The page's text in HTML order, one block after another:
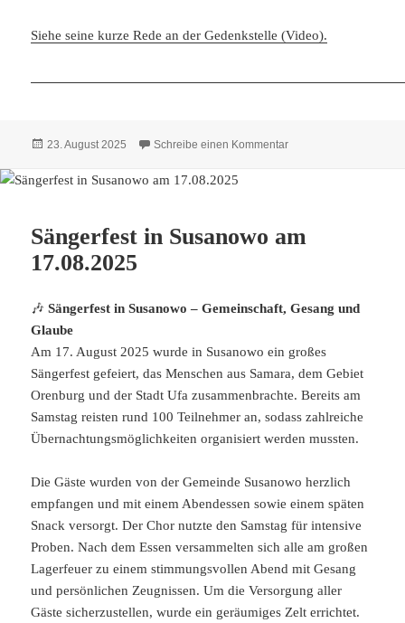
Siehe seine kurze Rede an der Gedenkstelle (Video).
Veröffentlicht
23. August 2025 Schreibe einen Kommentarzu Dimitri Mannikow in
Sängerfest in Susanowo am
17.08.2025
🎶Sängerfest in Susanowo – Gemeinschaft, Gesang und
Glaube
Am 17. August 2025 wurde in Susanowo ein großes
Sängerfest gefeiert, das Menschen aus Samara, dem Gebiet
Orenburg und der Stadt Ufa zusammenbrachte. Bereits am
Samstag reisten rund 100 Teilnehmer an, sodass zahlreiche
Übernachtungsmöglichkeiten organisiert werden mussten.
Die Gäste wurden von der Gemeinde Susanowo herzlich
empfangen und mit einem Abendessen sowie einem späten
Snack versorgt. Der Chor nutzte den Samstag für intensive
Proben. Nach dem Essen versammelten sich alle am großen
Lagerfeuer zu einem stimmungsvollen Abend mit Gesang
und persönlichen Zeugnissen. Um die Versorgung aller
Gäste sicherzustellen, wurde ein geräumiges Zelt errichtet.